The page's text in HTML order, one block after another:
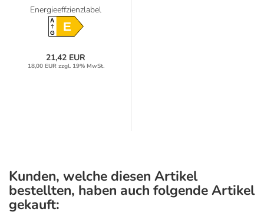
Energieeffzienzlabel
A
GE
21,42 EUR
18,00 EUR zzgl. 19% MwSt.
Kunden, welche diesen Artikel
bestellten, haben auch folgende Artikel
gekauft: